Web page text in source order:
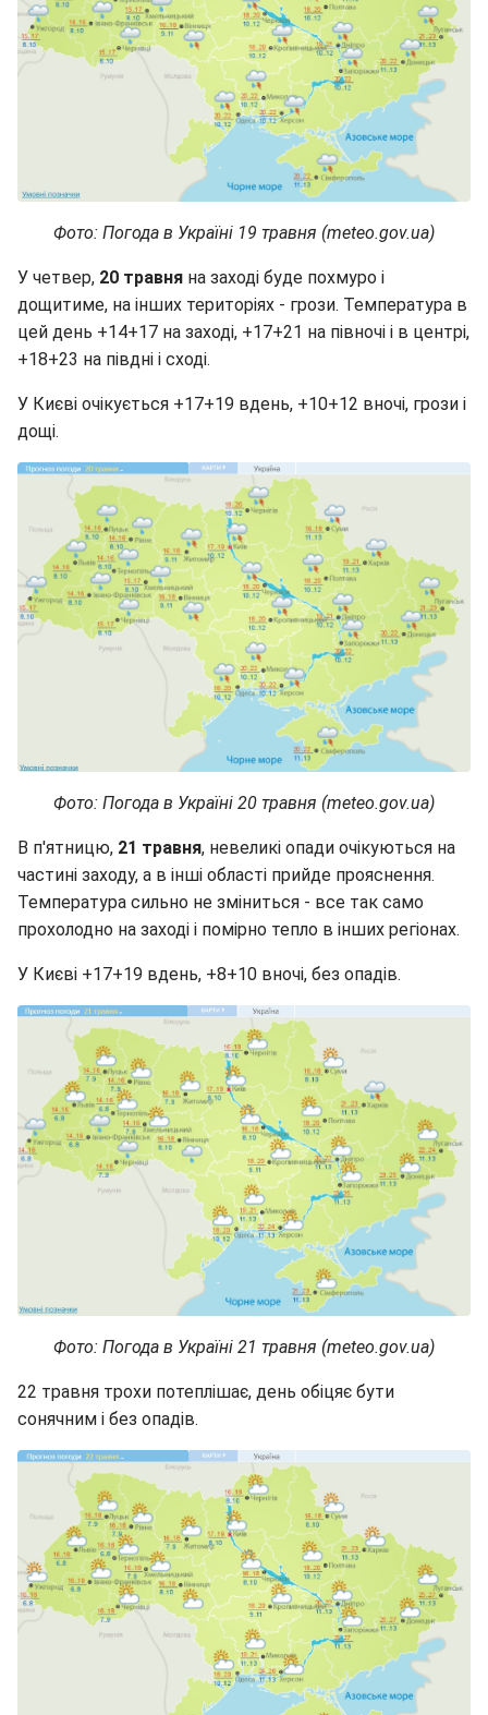
Фото: Погода в Україні 19 травня (meteo.gov.ua)
У четвер, 20 травня на заході буде похмуро і
дощитиме, на інших територіях - грози. Температура в
цей день +14+17 на заході, +17+21 на півночі і в центрі,
+18+23 на півдні і сході.
У Києві очікується +17+19 вдень, +10+12 вночі, грози і
дощі.
Фото: Погода в Україні 20 травня (meteo.gov.ua)
В п'ятницю, 21 травня, невеликі опади очікуються на
частині заходу, а в інші області прийде прояснення.
Температура сильно не зміниться - все так само
прохолодно на заході і помірно тепло в інших регіонах.
У Києві +17+19 вдень, +8+10 вночі, без опадів.
Фото: Погода в Україні 21 травня (meteo.gov.ua)
22 травня трохи потеплішає, день обіцяє бути
сонячним і без опадів.